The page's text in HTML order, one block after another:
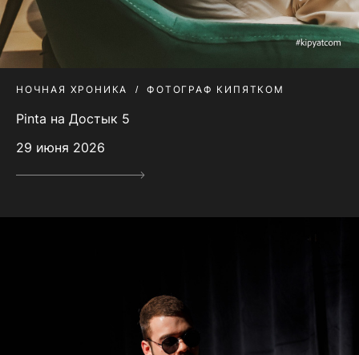
НОЧНАЯ ХРОНИКА ФОТОГРАФ КИПЯТКОМ
Pinta на Достык 5
29 июня 2026